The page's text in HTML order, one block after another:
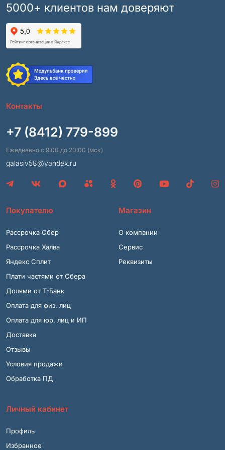
5000+ клиентов нам доверяют
Контакты
+7 (8412) 779-899
Ежедневно с 9:00 до 20:00 (мск)
galasiv58@yandex.ru
Покупателю
Рассрочка Сбер
Рассрочка Халва
Яндекс Сплит
Плати частями от Сбера
Долями от Т-Банк
Оплата для физ. лиц
Оплата для юр. лиц и ИП
Доставка
Отзывы
Условия продажи
Обработка ПД
Магазин
О компании
Сервис
Реквизиты
Личный кабинет
Профиль
Избранное